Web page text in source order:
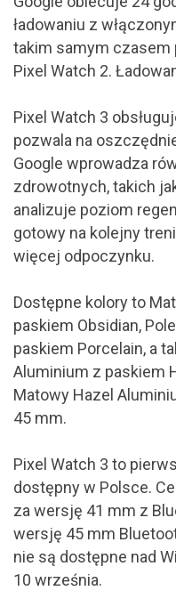
ładowaniu z
takim samym czasem
Pixel Watch 2.
Pixel Watch 3
pozwala na
Google wprowadza
zdrowotnych, takich
analizuje poziom
gotowy na kolejny
więcej odpoczynku.
Dostępne kolory to
paskiem Obsidian,
paskiem Porcelain, a
Aluminium z paskiem
Matowy Hazel
45 mm.
Pixel Watch 3 to
dostępny w Polsce.
za wersję 41 mm z
wersję 45 mm
nie są dostępne nad
10 września.